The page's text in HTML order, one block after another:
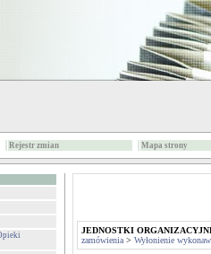
Rejestr zmian Mapa strony
JEDNOSTKI
zamówienia > Wyłonienie